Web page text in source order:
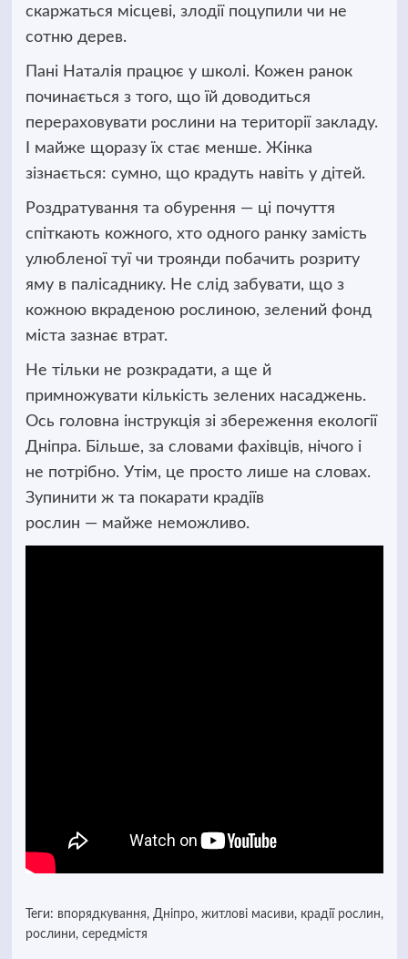
скаржаться місцеві, злодії поцупили чи не
сотню дерев.
Пані Наталія працює у школі. Кожен ранок
починається з того, що їй доводиться
перераховувати рослини на території закладу.
І майже щоразу їх стає менше. Жінка
зізнається: сумно, що крадуть навіть у дітей.
Роздратування та обурення — ці почуття
спіткають кожного, хто одного ранку замість
улюбленої туї чи троянди побачить розриту
яму в палісаднику. Не слід забувати, що з
кожною вкраденою рослиною, зелений фонд
міста зазнає втрат.
Не тільки не розкрадати, а ще й
примножувати кількість зелених насаджень.
Ось головна інструкція зі збереження екології
Дніпра. Більше, за словами фахівців, нічого і
не потрібно. Утім, це просто лише на словах.
Зупинити ж та покарати крадіїв
рослин — майже неможливо.
Теги: впорядкування, Дніпро, житлові масиви, крадії рослин,
рослини, середмістя